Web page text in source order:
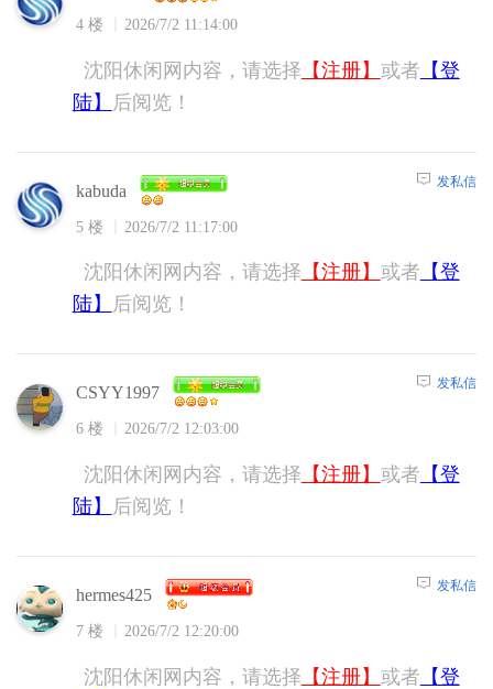
4 楼 2026/7/2 11:14:00
沈阳休闲网内容，请选择 【注册】 或者 【登
陆】
后阅览！
kabuda
5 楼 2026/7/2 11:17:00
发私信
沈阳休闲网内容，请选择 【注册】 或者 【登
陆】
后阅览！
CSYY1997
6 楼 2026/7/2 12:03:00
发私信
沈阳休闲网内容，请选择 【注册】 或者 【登
陆】
后阅览！
hermes425
7 楼 2026/7/2 12:20:00
发私信
沈阳休闲网内容，请选择 【注册】 或者 【登